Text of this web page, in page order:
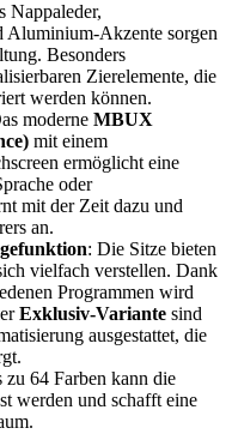
Nappaleder,
Aluminium-Akzente sorgen
Besonders
Zierelemente, die
werden können.
moderne MBUX
mit einem
ermöglicht eine
oder
mit der Zeit dazu und
an.
: Die Sitze bieten
vielfach verstellen. Dank
Programmen wird
Exklusiv-Variante sind
ausgestattet, die
zu 64 Farben kann die
werden und schafft eine